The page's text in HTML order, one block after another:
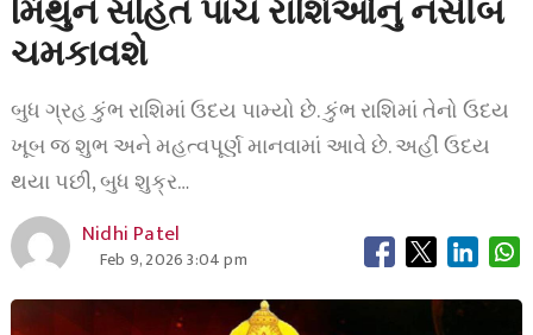
મિથુન સહિત પાંચ રાશિઓનું નસીબ
ચમકાવશે
બુધ ગ્રહ કુંભ રાશિમાં ઉદય પામ્યો છે. કુંભ રાશિમાં તેનો ઉદય
ખૂબ જ શુભ અને મહત્વપૂર્ણ માનવામાં આવે છે. અહીં ઉદય
થયા પછી, બુધ શુક્ર…
Nidhi Patel
Feb 9, 2026 3:04 pm